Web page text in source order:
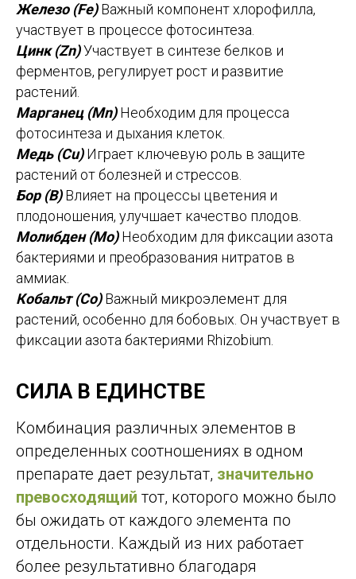
Железо (Fe)Важный компонент хлорофилла,
участвует в процессе фотосинтеза.
Цинк (Zn)Участвует в синтезе белков и
ферментов, регулирует рост и развитие
растений.
Марганец (Mn)Необходим для процесса
фотосинтеза и дыхания клеток.
Медь (Cu)Играет ключевую роль в защите
растений от болезней и стрессов.
Бор (B)Влияет на процессы цветения и
плодоношения, улучшает качество плодов.
Молибден (Mo)Необходим для фиксации азота
бактериями и преобразования нитратов в
аммиак.
Кобальт (Co)Важный микроэлемент для
растений, особенно для бобовых. Он участвует в
фиксации азота бактериями Rhizobium.
СИЛА В ЕДИНСТВЕ
Комбинация различных элементов в
определенных соотношениях в одном
препарате дает результат, значительно
превосходящий тот, которого можно было
бы ожидать от каждого элемента по
отдельности. Каждый из них работает
более результативно благодаря